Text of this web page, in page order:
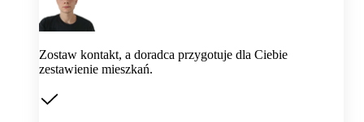
Zostaw kontakt, a doradca przygotuje dla Ciebie
zestawienie mieszkań.